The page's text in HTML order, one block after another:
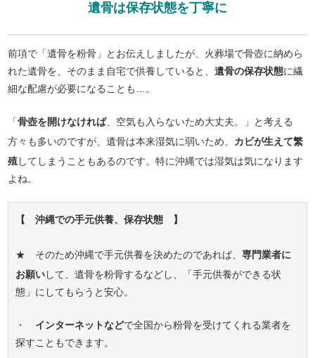
遺骨は保存状態を丁寧に
前項で「遺骨を粉骨」とお伝えしましたが、火葬場で骨壺に納めら
れた遺骨を、そのまま自宅で供養していると、遺骨の保存状態に繊
細な配慮が必要になることも…。
「骨壺を開けなければ、空気も入らないため大丈夫。」と考える
方々も多いのですが、遺骨は本来湿気に弱いため、 カビが生えて繁
殖してしまうこともあるのです。特に沖縄では湿気は気になります
よね。
【 沖縄での手元供養、保存状態 】
★ そのため沖縄で手元供養を決めたのであれば、専門業者に
お願いして、遺骨を粉骨するなどし、「手元供養ができる状
態」にしてもらうと安心。
・ インターネットなどで全国から粉骨を受けてくれる業者を
探すこともできます。